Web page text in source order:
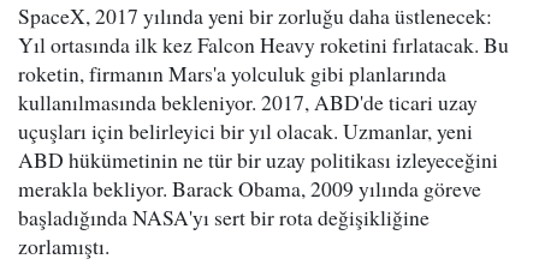
SpaceX, 2017 yılında yeni bir zorluğu daha üstlenecek:
Yıl ortasında ilk kez Falcon Heavy roketini fırlatacak. Bu
roketin, firmanın Mars'a yolculuk gibi planlarında
kullanılmasında bekleniyor. 2017, ABD'de ticari uzay
uçuşları için belirleyici bir yıl olacak. Uzmanlar, yeni
ABD hükümetinin ne tür bir uzay politikası izleyeceğini
merakla bekliyor. Barack Obama, 2009 yılında göreve
başladığında NASA'yı sert bir rota değişikliğine
zorlamıştı.